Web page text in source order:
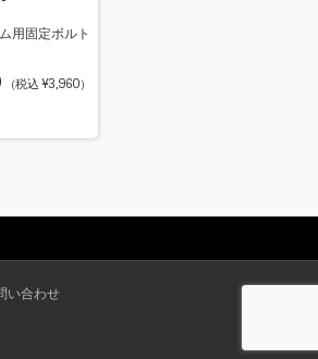
用固定ボルト
（税込 ¥3,960）
い合わせ